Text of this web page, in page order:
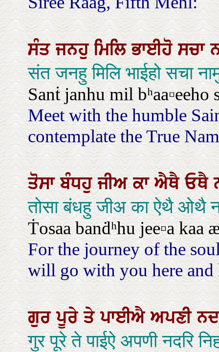
ਸੰਤਜਨਹੁਮਿਲਿਭਾਈਹੋਸਚਾ
संत जनहु मिलि भाईहो सचा
Sanṫ janhu mil bʰaa▫eeho
Meet with the humble
contemplate the True
ਤੋਸਾਬੰਧਹੁਜੀਅਕਾਐਥੈਓਥੈ
तोसा बंधहु जीअ का ऐथै ओथै
Ṫosaa banḋʰhu jee▫a kaa
For the journey of the
will go with you here and
ਗੁਰਪੂਰੇਤੇਪਾਈਐਅਪਣੀ
गुर पूरे ते पाईऐ अपणी नदरि